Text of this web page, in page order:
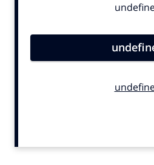
Contentmarketing